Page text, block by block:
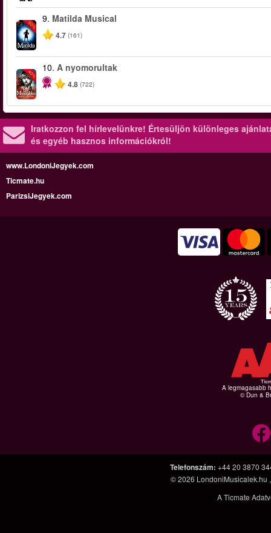
-50%
9. Matilda Musical
4.7 (161)
-40%
10. A nyomorultak
4.8 (722)
Iratkozzon fel hírlevelünkre! Értesüljön különleges
és egyéb hasznos információkról!
www.LondoniJegyek.com
Ticmate.hu
ParizsiJegyek.com
A legmagasabb
© Dun &
Telefonszám: +44 20 3870
© 2026 LondoniMusicalek.hu
A Ticmate